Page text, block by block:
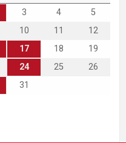
3 4
5
10 11
12
17 18
19
24 25
26
31